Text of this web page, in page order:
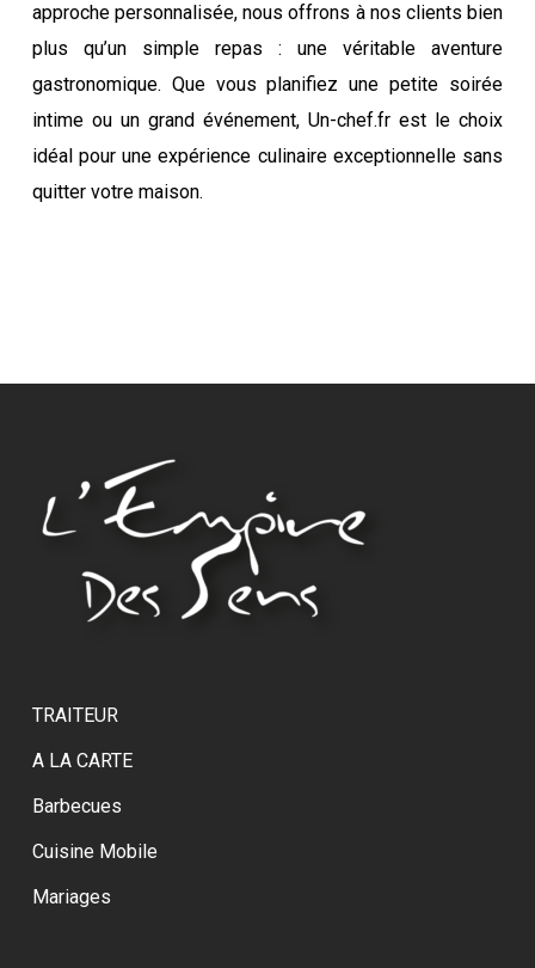
approche personnalisée, nous offrons à nos clients bien
plus qu’un simple repas : une véritable aventure
gastronomique. Que vous planifiez une petite soirée
intime ou un grand événement, Un-chef.fr est le choix
idéal pour une expérience culinaire exceptionnelle sans
quitter votre maison.
TRAITEUR
A LA CARTE
Barbecues
Cuisine Mobile
Mariages